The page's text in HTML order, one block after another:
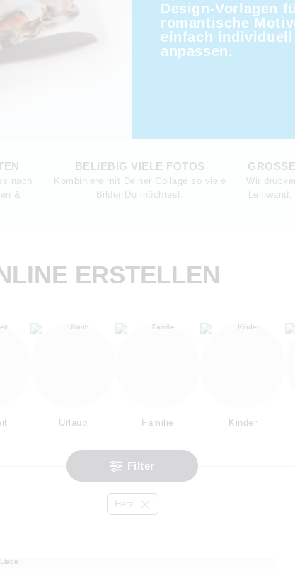
Design-Vorlagen
romantische
einfach individuell
anpassen.
nach
&
BELIEBIG VIELE FOTOS
Kombiniere mit Deiner Collage so viele
Bilder Du möchtest.
Wir
ERSTELLEN
Urlaub Familie Kinder
Filter
Herz